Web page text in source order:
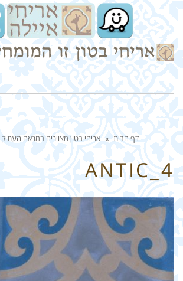
דף הבית » אריחי בטון מצוירים במראה העתיק
ANTIC_4